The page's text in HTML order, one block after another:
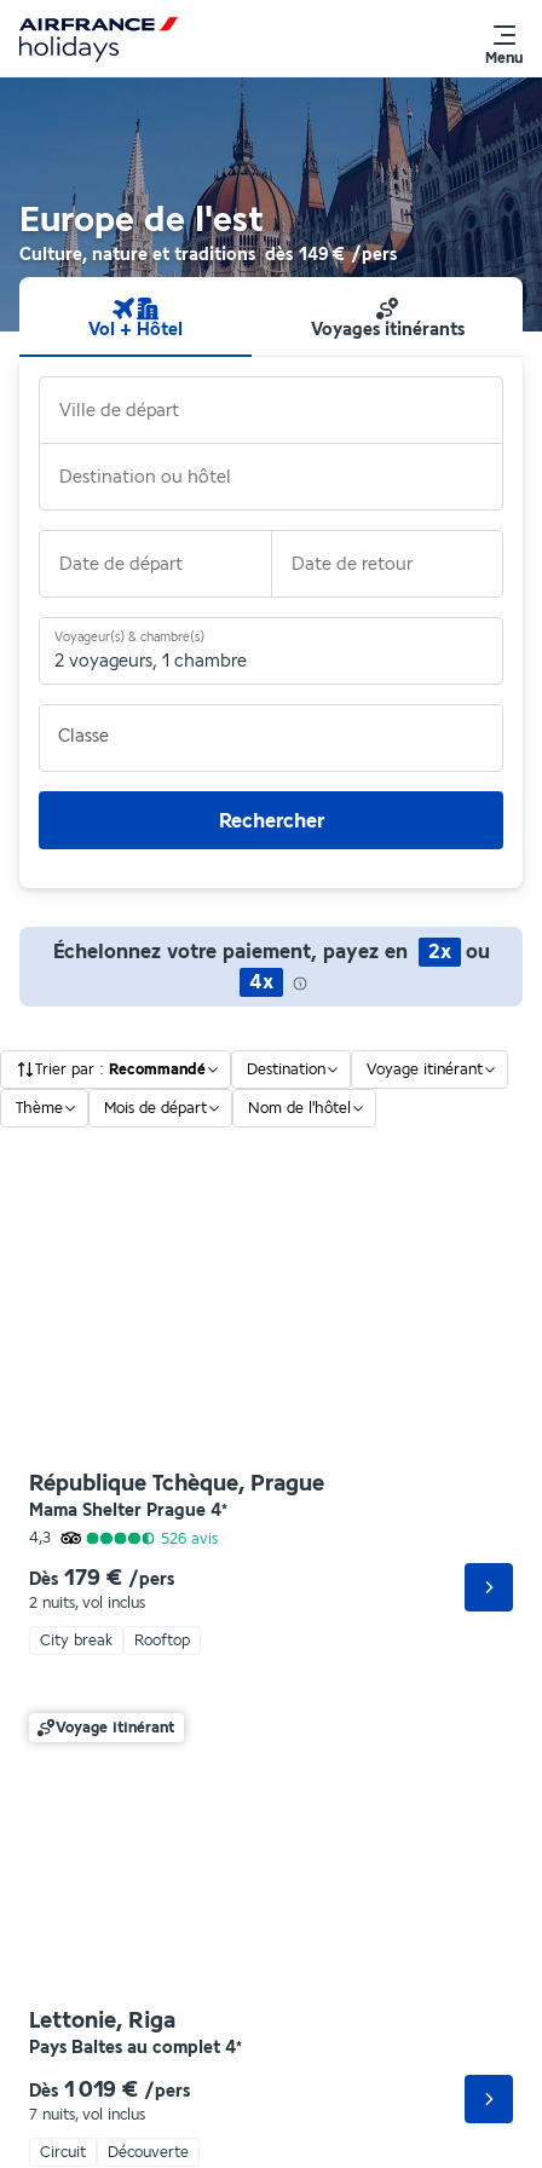
Menu
Europe de l'est
Culture, nature et traditions dès 149 € /pers
Vol + Hôtel Voyages itinérants
Ville de départ
Destination ou hôtel
Date de départ Date de retour
Voyageur(s) & chambre(s)
2 voyageurs, 1 chambre
Classe
Rechercher
Échelonnez votre paiement, payez en 2x
ou
4x
Trier par : Recommandé Destination Voyage itinérant
Thème Mois de départ Nom de l'hôtel
République Tchèque, Prague
Mama Shelter Prague 4*
4,3
526 avis
Dès 179 € /pers
2 nuits, vol inclus
City break Rooftop
Voyage itinérant
Lettonie, Riga
Pays Baltes au complet 4*
Dès 1 019 € /pers
7 nuits, vol inclus
Circuit Découverte